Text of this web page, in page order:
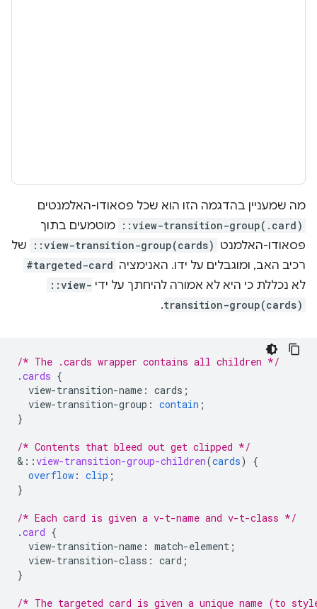
מה שמעניין בהדגמה הזו הוא שכל פסאודו-האלמנטים
::view-transition-group(.card) מוטמעים בתוך
פסאודו-האלמנט ::view-transition-group(cards)
של
רכיב האב, ומוגבלים על ידו. האנימציה #targeted-card
לא נכללת כי היא לא אמורה להיחתך על ידי ::view-
transition-group(cards)
.
/* The .cards wrapper contains all children */
.cards {
view-transition-name : cards ;
view-transition-group : contain ;
}
/* Contents that bleed out get clipped */
& ::view-transition-group-children(cards)
{
overflow : clip ;
}
/* Each card is given a v-t-name and v-t-class */
.card {
view-transition-name : match-element ;
view-transition-class : card ;
}
/* The targeted card is given a unique name (to